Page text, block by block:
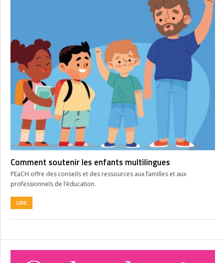
Comment soutenir les enfants multilingues
PEaCH offre des conseils et des ressources aux familles et aux
professionnels de l’éducation.
LIRE